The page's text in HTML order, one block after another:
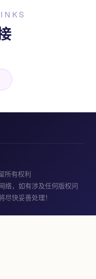
所有权利
络，如有涉及任何版权问
快妥善处理！